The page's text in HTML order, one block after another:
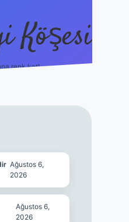
Köşesi
renk kat!
Ağustos 6,
2026
Ağustos 6,
2026
hiltonbet güncel giriş